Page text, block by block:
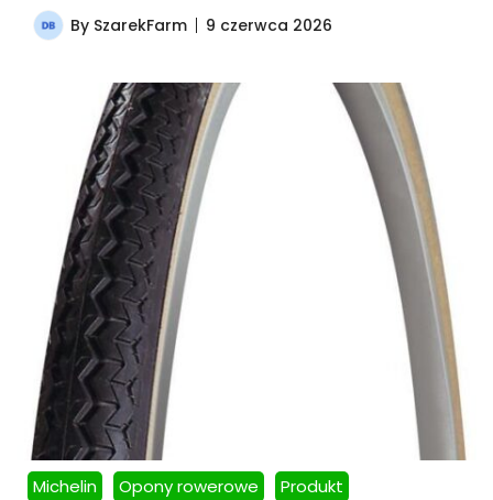
By SzarekFarm 9 czerwca 2026
Michelin Opony rowerowe Produkt